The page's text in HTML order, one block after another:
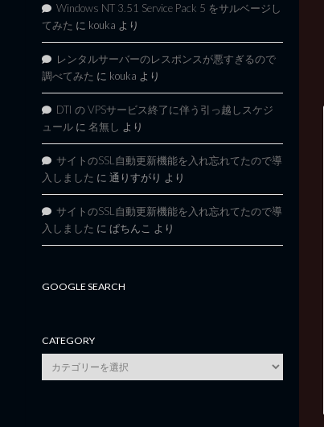
Windows NT 3.51 Service Pack 5 をサルベージし
てみた に kouka より
レンタルサーバーのレスポンスが悪すぎるので
調べてみた に kouka より
DTI の VPSサービス終了に伴う引っ越しスケジ
ュール に 名無し より
サイトのSSL自動更新機能を入れ忘れてたので導
入しました に 通りすがり より
サイトのSSL自動更新機能を入れ忘れてたので導
入しました に ぱちんこ より
GOOGLE SEARCH
CATEGORY
category